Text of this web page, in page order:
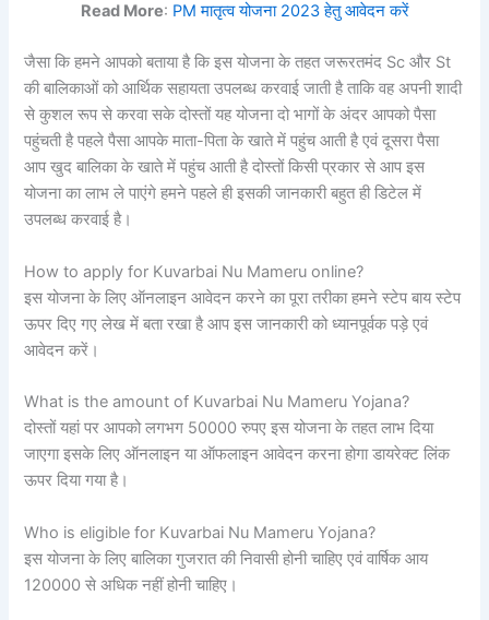
Read More: PM मातृत्व योजना 2023 हेतु आवेदन करें
जैसा कि हमने आपको बताया है कि इस योजना के तहत जरूरतमंद Sc और St
की बालिकाओं को आर्थिक सहायता उपलब्ध करवाई जाती है ताकि वह अपनी शादी
से कुशल रूप से करवा सके दोस्तों यह योजना दो भागों के अंदर आपको पैसा
पहुंचती है पहले पैसा आपके माता-पिता के खाते में पहुंच आती है एवं दूसरा पैसा
आप खुद बालिका के खाते में पहुंच आती है दोस्तों किसी प्रकार से आप इस
योजना का लाभ ले पाएंगे हमने पहले ही इसकी जानकारी बहुत ही डिटेल में
उपलब्ध करवाई है।
How to apply for Kuvarbai Nu Mameru online?
इस योजना के लिए ऑनलाइन आवेदन करने का पूरा तरीका हमने स्टेप बाय स्टेप
ऊपर दिए गए लेख में बता रखा है आप इस जानकारी को ध्यानपूर्वक पड़े एवं
आवेदन करें।
What is the amount of Kuvarbai Nu Mameru Yojana?
दोस्तों यहां पर आपको लगभग 50000 रुपए इस योजना के तहत लाभ दिया
जाएगा इसके लिए ऑनलाइन या ऑफलाइन आवेदन करना होगा डायरेक्ट लिंक
ऊपर दिया गया है।
Who is eligible for Kuvarbai Nu Mameru Yojana?
इस योजना के लिए बालिका गुजरात की निवासी होनी चाहिए एवं वार्षिक आय
120000 से अधिक नहीं होनी चाहिए।